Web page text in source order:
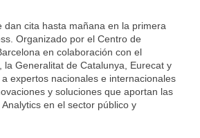
dan cita hasta mañana en la primera
Organizado por el Centro de
en colaboración con el
​​la Generalitat de Catalunya, Eurecat y
expertos nacionales e internacionales
y soluciones que aportan las
en el sector público y